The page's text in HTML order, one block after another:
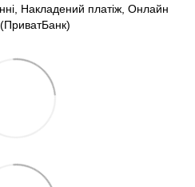
Накладений платіж, Онлайн